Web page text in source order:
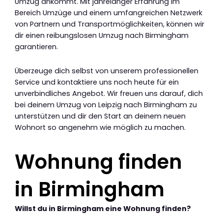
Bereich Umzüge und einem umfangreichen Netzwerk
von Partnern und Transportmöglichkeiten, können wir
dir einen reibungslosen Umzug nach Birmingham
garantieren.
Überzeuge dich selbst von unserem professionellen
Service und kontaktiere uns noch heute für ein
unverbindliches Angebot. Wir freuen uns darauf, dich
bei deinem Umzug von Leipzig nach Birmingham zu
unterstützen und dir den Start an deinem neuen
Wohnort so angenehm wie möglich zu machen.
Wohnung finden
in Birmingham
Willst du in Birmingham eine Wohnung finden?